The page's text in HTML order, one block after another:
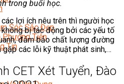
Sóc Sắc Đẹp
Phương Tiện
Tin
trong buổi học.
lợi ích nêu trên thì người học
bị tác động bởi các yếu tố
đảm bảo chất lượng đường
gặp các lỗi kỹ thuật phát sinh,…
CET Xét Tuyển, Đào